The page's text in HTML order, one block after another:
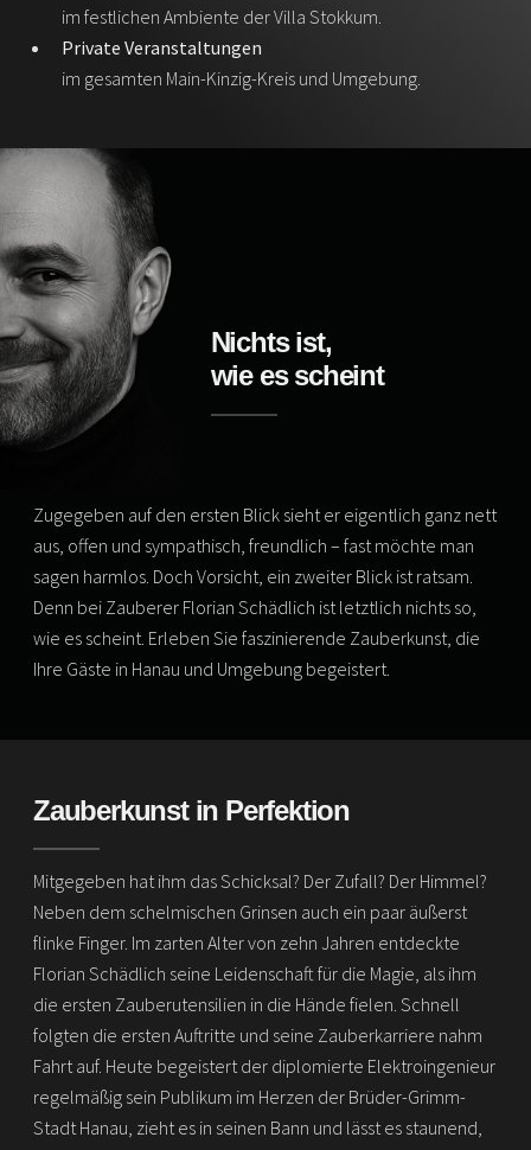
im festlichen Ambiente der Villa Stokkum.
Private Veranstaltungen
im gesamten Main-Kinzig-Kreis und Umgebung.
Nichts ist,
wie es scheint
Zugegeben auf den ersten Blick sieht er eigentlich ganz nett
aus, offen und sympathisch, freundlich – fast möchte man
sagen harmlos. Doch Vorsicht, ein zweiter Blick ist ratsam.
Denn bei Zauberer Florian Schädlich ist letztlich nichts so,
wie es scheint. Erleben Sie faszinierende Zauberkunst, die
Ihre Gäste in Hanau und Umgebung begeistert.
Zauberkunst in Perfektion
Mitgegeben hat ihm das Schicksal? Der Zufall? Der Himmel?
Neben dem schelmischen Grinsen auch ein paar äußerst
flinke Finger. Im zarten Alter von zehn Jahren entdeckte
Florian Schädlich seine Leidenschaft für die Magie, als ihm
die ersten Zauberutensilien in die Hände fielen. Schnell
folgten die ersten Auftritte und seine Zauberkarriere nahm
Fahrt auf. Heute begeistert der diplomierte Elektroingenieur
regelmäßig sein Publikum im Herzen der Brüder-Grimm-
Stadt Hanau, zieht es in seinen Bann und lässt es staunend,